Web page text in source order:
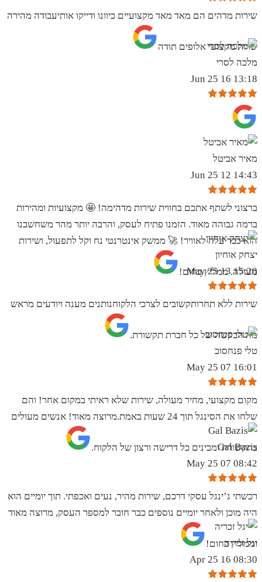
שירות מדהים הם מאד מאד מקצועיים כיוונו ודייקו אותיעבודה מהירה
שרות מקצועי אלופים תודה
מלכה לסרי
13:18 16 Jun 25
מאיר אביטל
14:43 12 Jun 25
ברצוני לשתף אתכם בחווית שירות מדהימה! 🤩 מקצועיות ומהירות
ברמה גבוהה מאוד. הזמנו פתיח לעסק, והרבה יותר מהר משחשבנו
הוא כבר עלה לאוויר! 🚀 ממשק אינטרנטי נח וקל לתפעול, ושירות
מעולה. ממליץ בחום!
יצחק אוחיון
15:20 13 May 25
שירות ללא תחרותקשובים לצרכי הלקוחנותנים מענה ויודעים מראש
מה הבקשה של כל חברת תקשורת.
טלי פנחסוב
16:01 07 May 25
מקום מקצועי, מחיר מעולה, שירות שלא ראיתי במקום אחר! והם
שלחו את הסינגל תוך 24 שעות באמת.מרוצה מאוד! אנשים מעולים
בתקשורת ומבינים כל דרישה ורצון של הלקוח.
Gal Bazis
08:42 07 May 25
רכשתי ג’ינגל עסקי דרכם, שירות מהיר, נעים ואכפתי. תוך יומיים הוא
היה מוכן ולאחר יומיים נוספים כבר חובר למספר העסק, מרוצה מאוד
וממליץ בחום!
יגל זכריה
08:30 16 Apr 25